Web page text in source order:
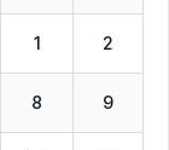
1 2
8 9